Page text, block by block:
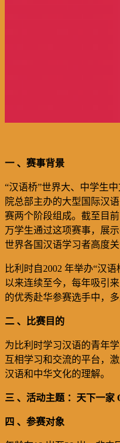
一 、赛事背景
“汉语桥”世界大、中学生
院总部主办的大型国际汉
赛两个阶段组成。截至目
万学生通过这项赛事，展
世界各国汉语学习者高度关
比利时自2002 年举办“汉语
以来连续至今，每年吸引
的优秀赴华参赛选手中，
二 、比赛目的
为比利时学习汉语的青年
互相学习和交流的平台，
汉语和中华文化的理解。
三 、 活动主题 ：天下一家
四 、 参赛对象